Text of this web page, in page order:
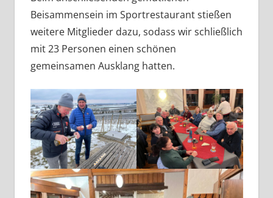
Beisammensein im Sportrestaurant stießen
weitere Mitglieder dazu, sodass wir schließlich
mit 23 Personen einen schönen
gemeinsamen Ausklang hatten.